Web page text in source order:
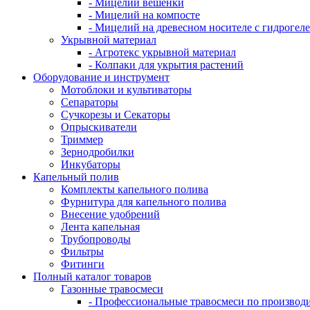
- Мицелий вешенки
- Мицелий на компосте
- Мицелий на древесном носителе с
Укрывной материал
- Агротекс укрывной материал
- Колпаки для укрытия растений
Оборудование и инструмент
Мотоблоки и культиваторы
Сепараторы
Сучкорезы и Секаторы
Опрыскиватели
Триммер
Зернодробилки
Инкубаторы
Капельный полив
Комплекты капельного полива
Фурнитура для капельного полива
Внесение удобрений
Лента капельная
Трубопроводы
Фильтры
Фитинги
Полный каталог товаров
Газонные травосмеси
- Профессиональные травосмеси по